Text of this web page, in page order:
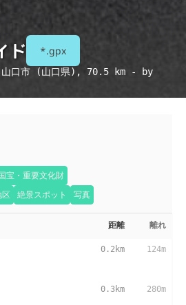
ド *.gpx
山口市 (山口県) , 70.5 km - by
宝・重要文化財
絶景スポット 写真
距離 離れ
0.2km 124m
0.3km 280m